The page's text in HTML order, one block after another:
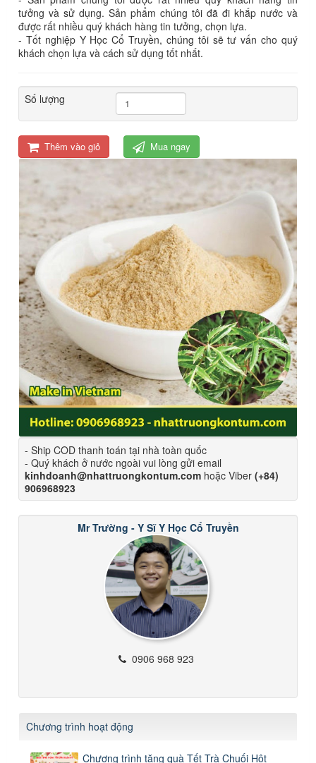
tưởng và sử dụng. Sản phẩm chúng tôi đã đi khắp nước và
được rất nhiều quý khách hàng tin tưởng, chọn lựa.
- Tốt nghiệp Y Học Cổ Truyền, chúng tôi sẽ tư vấn cho quý
khách chọn lựa và cách sử dụng tốt nhất.
Số lượng
Thêm vào giỏ Mua ngay
- Ship COD thanh toán tại nhà toàn quốc
- Quý khách ở nước ngoài vui lòng gửi email
kinhdoanh@nhattruongkontum.com hoặc Viber (+84)
906968923
Mr Trường - Y Sĩ Y Học Cổ Truyền
0906 968 923
Chương trình hoạt động
Chương trình tặng quà Tết Trà Chuối Hột